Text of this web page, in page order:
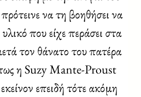
να τη βοηθήσει να
που είχε περάσει στα
τον θάνατο του πατέρα
η Suzy Mante-Proust
επειδή τότε ακόμη